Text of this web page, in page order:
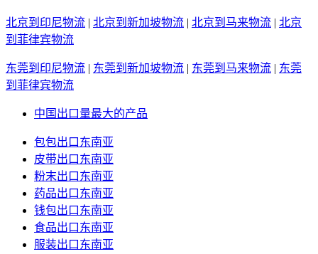
北京到印尼物流 | 北京到新加坡物流 | 北京到马来物流 | 北京
到菲律宾物流
东莞到印尼物流 | 东莞到新加坡物流 | 东莞到马来物流 | 东莞
到菲律宾物流
中国出口量最大的产品
包包出口东南亚
皮带出口东南亚
粉末出口东南亚
药品出口东南亚
钱包出口东南亚
食品出口东南亚
服装出口东南亚